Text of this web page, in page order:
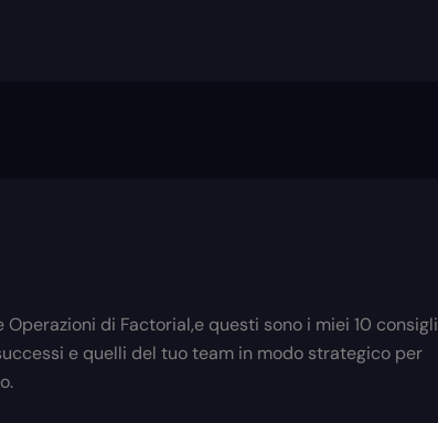
Operazioni di Factorial,e questi sono i miei 10 consigli
e quelli del tuo team in modo strategico per